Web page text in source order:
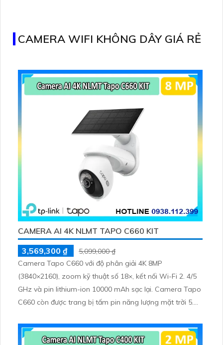
CAMERA WIFI KHÔNG DÂY GIÁ RẺ
CAMERA AI 4K NLMT TAPO C660 KIT
3,569,300 ₫
5,099,000 ₫
Camera Tapo C660 với độ phân giải 4K 8MP
(3840×2160), zoom kỹ thuật số 18×, kết nối Wi-Fi 2. 4/5
GHz và pin lithium-ion 10000 mAh sạc lại. Camera Tapo
C660 còn được trang bị tấm pin năng lượng mặt trời 5.
tiện, lưu trữ thẻ microSD tối đa 512 GB